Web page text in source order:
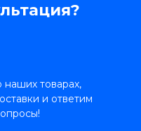
товарах,
и ответим